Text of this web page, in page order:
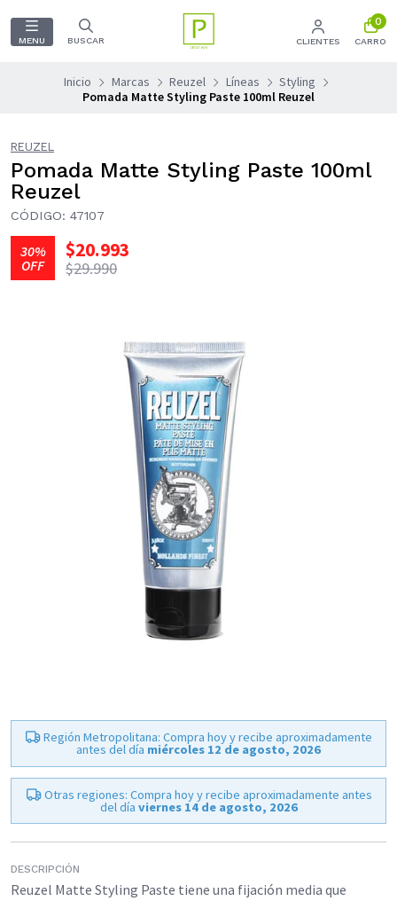
MENU BUSCAR CLIENTES
0
CARRO
Inicio Marcas Reuzel Líneas
Styling
Pomada Matte Styling Paste 100ml Reuzel
REUZEL
Pomada Matte Styling Paste 100ml
Reuzel
CÓDIGO: 47107
30%
OFF
$20.993
$29.990
Región Metropolitana: Compra hoy y recibe aproximadamente
antes del día miércoles 12 de agosto, 2026
Otras regiones: Compra hoy y recibe aproximadamente antes
del día viernes 14 de agosto, 2026
DESCRIPCIÓN
Reuzel Matte Styling Paste tiene una fijación media que